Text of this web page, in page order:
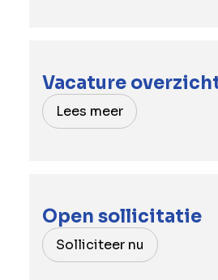
Vacature
Lees meer
Open sollicitatie
Solliciteer nu